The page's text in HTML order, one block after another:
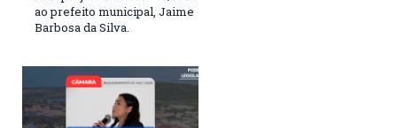
ao prefeito municipal, Jaime
Barbosa da Silva.